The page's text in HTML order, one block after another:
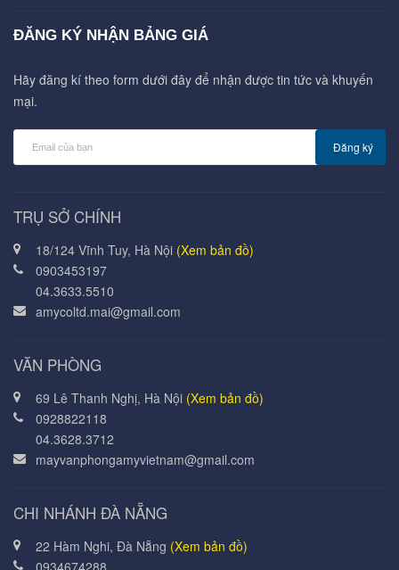
ĐĂNG KÝ NHẬN BẢNG GIÁ
Hãy đăng kí theo form dưới đây để nhận được tin tức và khuyến
mại.
Đăng ký
TRỤ SỞ CHÍNH
18/124 Vĩnh Tuy, Hà Nội (Xem bản đồ)
0903453197
04.3633.5510
amycoltd.mai@gmail.com
VĂN PHÒNG
69 Lê Thanh Nghị, Hà Nội (Xem bản đồ)
0928822118
04.3628.3712
mayvanphongamyvietnam@gmail.com
CHI NHÁNH ĐÀ NẴNG
22 Hàm Nghi, Đà Nẵng (Xem bản đồ)
0934674288